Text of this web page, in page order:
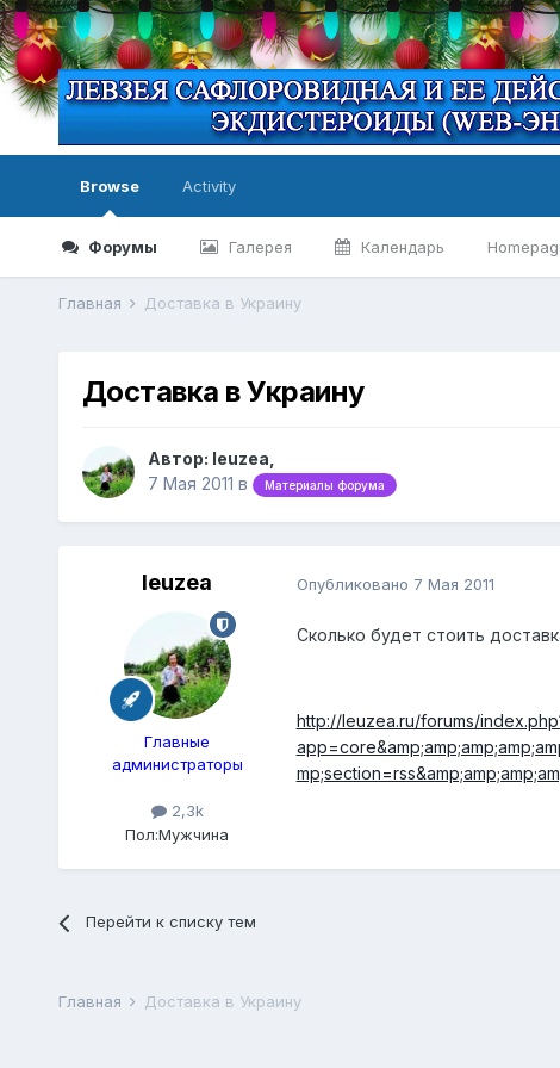
Browse
Форумы Галерея Календарь
Activity
Главная Доставка в Украину
Доставка в Украину
Автор: leuzea
7 Мая 2011 в Материалы форума
leuzea
Главные
администраторы
2,3k
Пол:Мужчина
Опубликовано 7 Мая 2011
Сколько будет стоить
http://leuzea.ru/forums/
Перейти к списку тем
Главная Доставка в Украину